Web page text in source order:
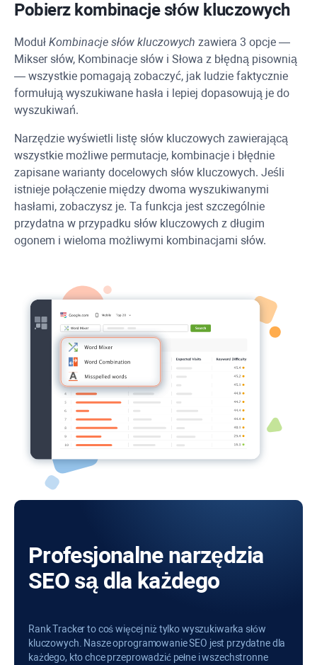
Pobierz kombinacje słów kluczowych
Moduł Kombinacje słów kluczowych zawiera 3 opcje —
Mikser słów, Kombinacje słów i Słowa z błędną pisownią
— wszystkie pomagają zobaczyć, jak ludzie faktycznie
formułują wyszukiwane hasła i lepiej dopasowują je do
wyszukiwań.
Narzędzie wyświetli listę słów kluczowych zawierającą
wszystkie możliwe permutacje, kombinacje i błędnie
zapisane warianty docelowych słów kluczowych. Jeśli
istnieje połączenie między dwoma wyszukiwanymi
hasłami, zobaczysz je. Ta funkcja jest szczególnie
przydatna w przypadku słów kluczowych z długim
ogonem i wieloma możliwymi kombinacjami słów.
Profesjonalne narzędzia
SEO są dla każdego
Rank Tracker to coś więcej niż tylko wyszukiwarka słów
kluczowych. Nasze oprogramowanie SEO jest przydatne dla
każdego, kto chce przeprowadzić pełne i wszechstronne